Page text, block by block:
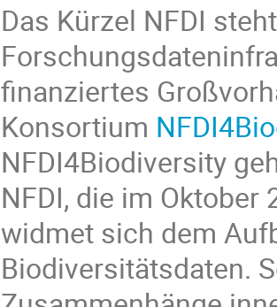
Das Kürzel NFDI
finanziertes
Konsortium
NFDI4Biodiversity
NFDI, die im
widmet sich dem
Biodiversitätsdaten.